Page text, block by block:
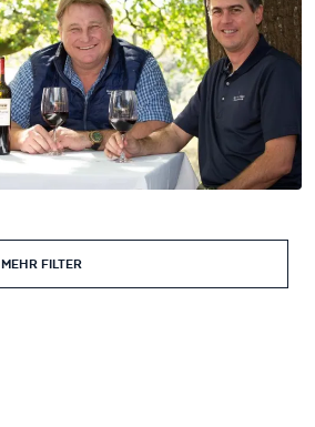
MEHR FILTER